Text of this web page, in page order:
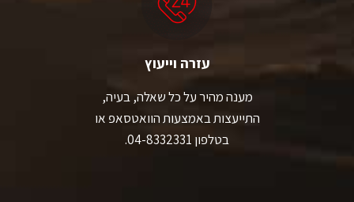
עזרה וייעוץ
מענה מהיר על כל שאלה, בעיה,
התייעצות באמצעות הוואטסאפ או
בטלפון 04-8332331.